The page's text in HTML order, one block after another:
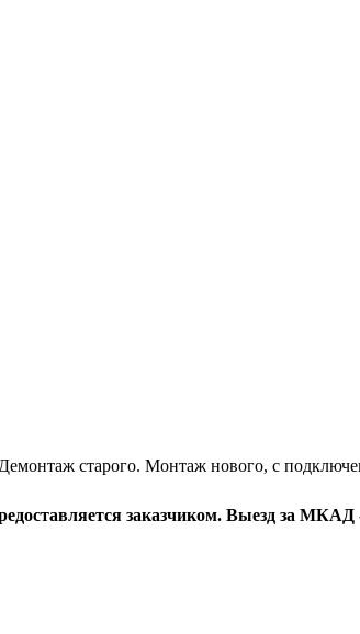
старого. Монтаж нового, c
заказчиком. Выезд за МКАД